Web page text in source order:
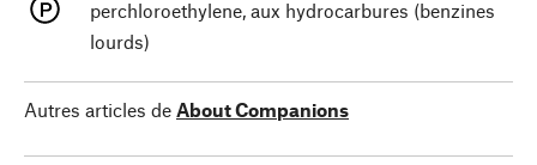
perchloroethylene, aux hydrocarbures (benzines
lourds)
Autres articles de About Companions